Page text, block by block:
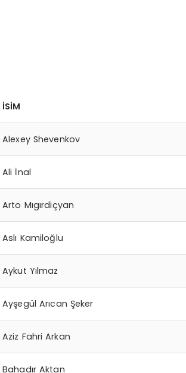
İSİM
Alexey Shevenkov
Ali İnal
Arto Mıgırdiçyan
Aslı Kamiloğlu
Aykut Yılmaz
Ayşegül Arıcan Şeker
Aziz Fahri Arkan
Bahadır Aktan